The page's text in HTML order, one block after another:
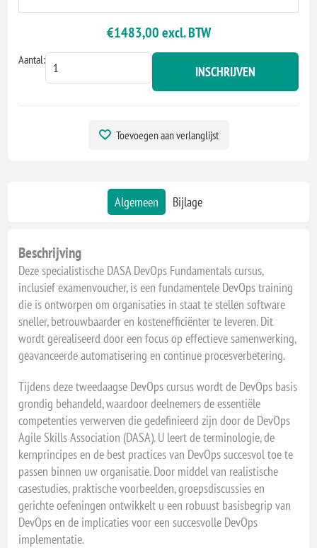
€1483,00 excl. BTW
Aantal:
INSCHRIJVEN
Toevoegen aan verlanglijst
Algemeen Bijlage
Beschrijving
Deze specialistische DASA DevOps Fundamentals cursus,
inclusief examenvoucher, is een fundamentele DevOps training
die is ontworpen om organisaties in staat te stellen software
sneller, betrouwbaarder en kostenefficiënter te leveren. Dit
wordt gerealiseerd door een focus op effectieve samenwerking,
geavanceerde automatisering en continue procesverbetering.
Tijdens deze tweedaagse DevOps cursus wordt de DevOps basis
grondig behandeld, waardoor deelnemers de essentiële
competenties verwerven die gedefinieerd zijn door de DevOps
Agile Skills Association (DASA). U leert de terminologie, de
kernprincipes en de best practices van DevOps succesvol toe te
passen binnen uw organisatie. Door middel van realistische
casestudies, praktische voorbeelden, groepsdiscussies en
gerichte oefeningen ontwikkelt u een robuust basisbegrip van
DevOps en de implicaties voor een succesvolle DevOps
implementatie.